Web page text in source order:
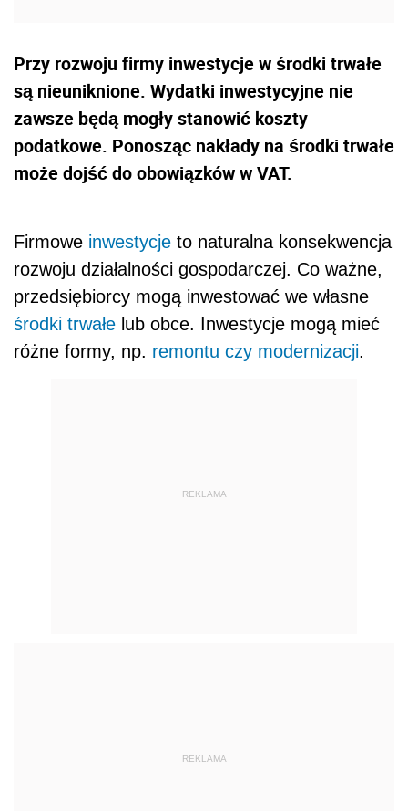
Przy rozwoju firmy inwestycje w środki trwałe
są nieuniknione. Wydatki inwestycyjne nie
zawsze będą mogły stanowić koszty
podatkowe. Ponosząc nakłady na środki trwałe
może dojść do obowiązków w VAT.
Firmowe inwestycje to naturalna konsekwencja
rozwoju działalności gospodarczej. Co ważne,
przedsiębiorcy mogą inwestować we własne
środki trwałe lub obce. Inwestycje mogą mieć
różne formy, np. remontu czy modernizacji.
REKLAMA
REKLAMA